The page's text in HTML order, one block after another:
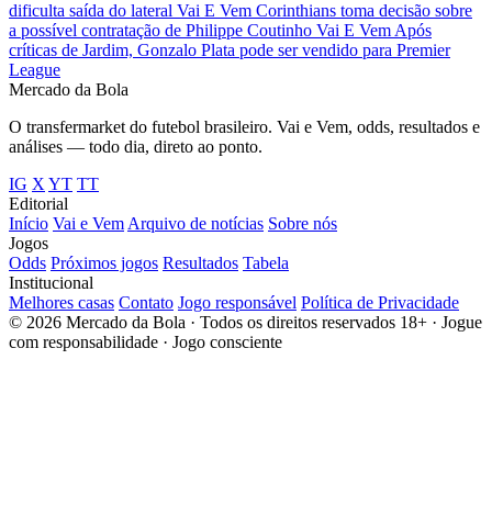
dificulta saída do lateral Vai E Vem Corinthians toma decisão sobre
a possível contratação de Philippe Coutinho Vai E VemApós
críticas de Jardim, Gonzalo Plata pode ser vendido para Premier
League
Mercado da Bola
O transfermarket do futebol brasileiro. Vai e Vem, odds, resultados e
análises — todo dia, direto ao ponto.
IG XYT TT
Editorial
Início Vai e VemArquivo de notícias Sobre nós
Jogos
Odds Próximos jogos Resultados Tabela
Institucional
Melhores casas Contato Jogo responsável Política de Privacidade
© 2026 Mercado da Bola · Todos os direitos reservados 18+ · Jogue
com responsabilidade · Jogo consciente